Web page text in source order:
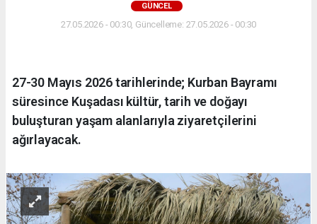
GÜNCEL
27.05.2026 - 00:30, Güncelleme: 27.05.2026 - 00:30
27-30 Mayıs 2026 tarihlerinde; Kurban Bayramı
süresince Kuşadası kültür, tarih ve doğayı
buluşturan yaşam alanlarıyla ziyaretçilerini
ağırlayacak.